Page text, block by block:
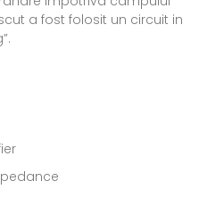
a fost folosit un circuit in